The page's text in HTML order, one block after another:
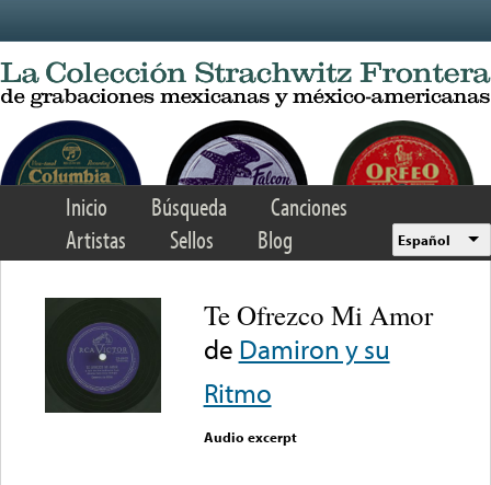
Inicio Búsqueda
Canciones
Artistas
Sellos Blog Español
Te Ofrezco Mi Amor
de Damiron y su
Ritmo
Audio excerpt